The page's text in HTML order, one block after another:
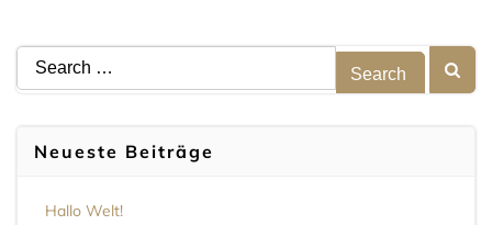
Search
for:
Neueste Beiträge
Hallo Welt!